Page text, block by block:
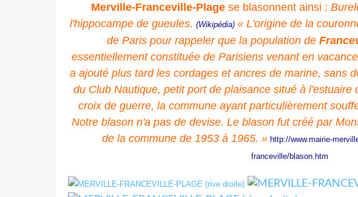
Merville-Franceville-Plage se blasonnent ainsi :
l'hippocampe de gueules. (Wikipédia) « L'origine de la
de Paris pour rappeler que la population de
essentiellement constituée de Parisiens venant en
a ajouté plus tard les cordages et ancres de marine, sans
du Club Nautique, petit port de plaisance situé à l'estuaire
croix de guerre, la commune ayant particulièrement
Notre blason n'a pas de devise. Le blason fut créé par
de la commune de 1953 à 1965. » http://www.mairie-
franceville/blason.htm